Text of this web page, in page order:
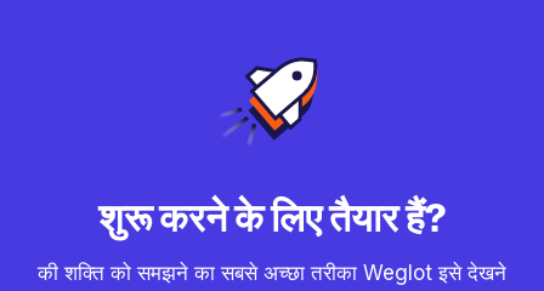
शुरू करने के लिए तैयार हैं?
की शक्ति को समझने का सबसे अच्छा तरीका Weglot इसे देखने